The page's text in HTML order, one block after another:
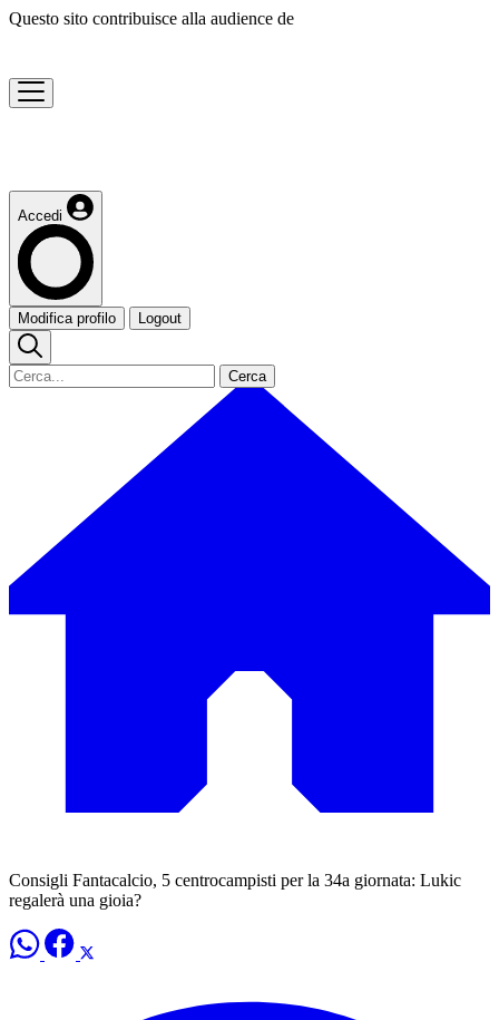
Questo sito contribuisce alla audience de
Accedi
Modifica profilo Logout
Cerca
Consigli Fantacalcio, 5 centrocampisti per la 34a giornata: Lukic
regalerà una gioia?